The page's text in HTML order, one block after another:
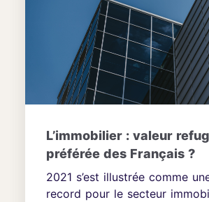
L’immobilier : valeur
préférée des Français ?
2021 s’est illustrée comme
record pour le secteur